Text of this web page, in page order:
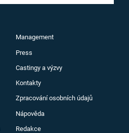
Management
Press
Castingy a výzvy
Kontakty
Zpracování osobních údajů
Nápověda
Redakce